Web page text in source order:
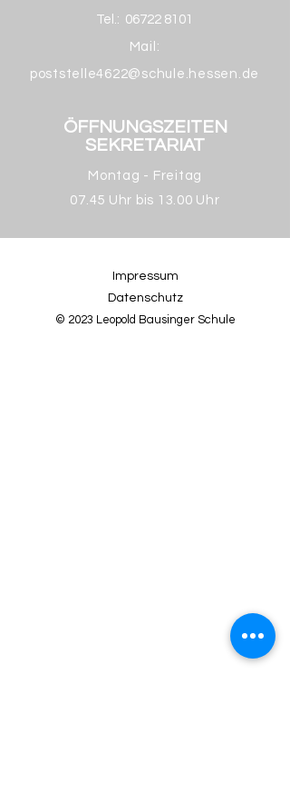
Tel.: 06722 8101
Mail:
poststelle4622@schule.hessen.de
ÖFFNUNGSZEITEN
SEKRETARIAT
Montag - Freitag
07.45 Uhr bis 13.00 Uhr
Impressum
Datenschutz
© 2023 Leopold Bausinger Schule